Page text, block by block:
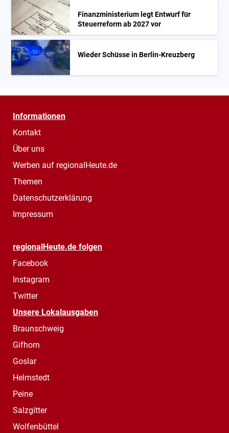
Finanzministerium legt Entwurf für
Steuerreform ab 2027 vor
Wieder Schüsse in Berlin-Kreuzberg
Informationen
Kontakt
Über uns
Werben auf regionalHeute.de
Themen
Datenschutzerklärung
Impressum
regionalHeute.de folgen
Facebook
Instagram
Twitter
Unsere Lokalausgaben
Braunschweig
Gifhorn
Goslar
Helmstedt
Peine
Salzgitter
Wolfenbüttel